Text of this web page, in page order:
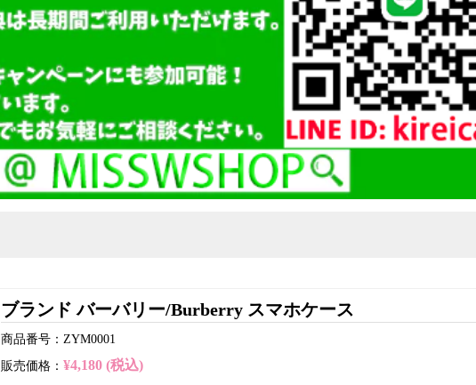
ブランド バーバリー/Burberry スマホケース
商品番号：ZYM0001
販売価格： ¥4,180 (税込)